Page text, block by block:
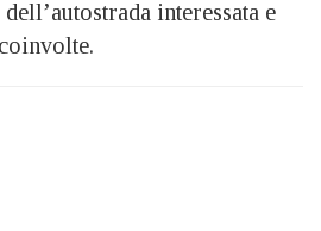
interessata e